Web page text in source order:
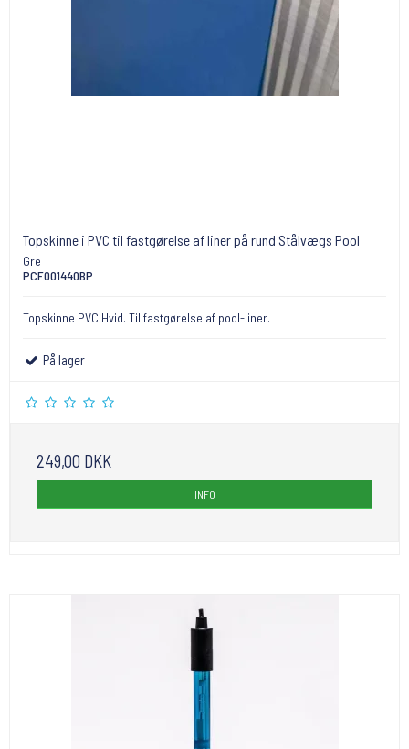
Topskinne i PVC til fastgørelse af liner på rund Stålvægs Pool
Gre
PCF001440BP
Topskinne PVC Hvid. Til fastgørelse af pool-liner.
På lager
249,00 DKK
INFO